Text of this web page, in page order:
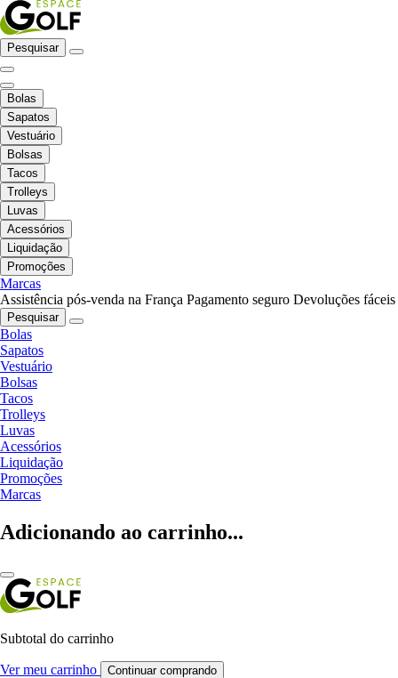
Pesquisar
Bolas
Sapatos
Vestuário
Bolsas
Tacos
Trolleys
Luvas
Acessórios
Liquidação
Promoções
Marcas
Assistência pós-venda na França Pagamento seguro Devoluções fáceis
Pesquisar
Bolas
Sapatos
Vestuário
Bolsas
Tacos
Trolleys
Luvas
Acessórios
Liquidação
Promoções
Marcas
Adicionando ao carrinho...
Subtotal do carrinho
Ver meu carrinho Continuar comprando